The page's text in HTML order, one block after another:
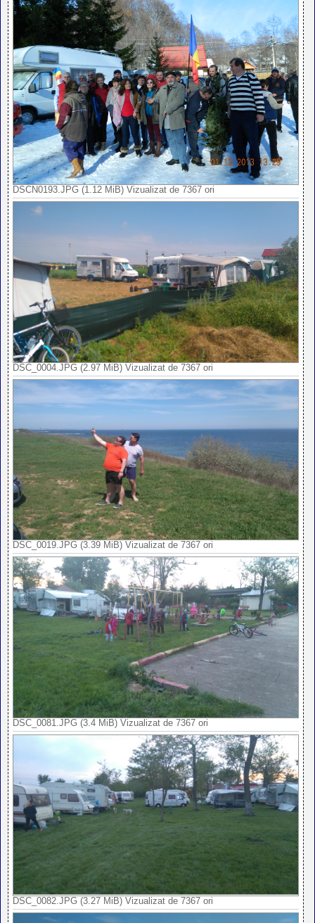
DSCN0193.JPG (1.12 MiB) Vizualizat de 7367 ori
DSC_0004.JPG (2.97 MiB) Vizualizat de 7367 ori
DSC_0019.JPG (3.39 MiB) Vizualizat de 7367 ori
DSC_0081.JPG (3.4 MiB) Vizualizat de 7367 ori
DSC_0082.JPG (3.27 MiB) Vizualizat de 7367 ori